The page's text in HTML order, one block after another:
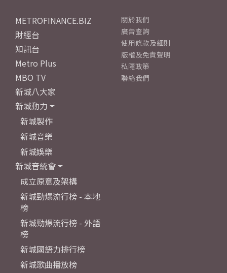
METROFINANCE.BIZ
財經台
知訊台
Metro Plus
MBO TV
新城八大家
新城動力
新城製作
新城音樂
新城娛樂
新城音統會
成立原意及架構
新城勁爆流行榜 - 本地
榜
新城勁爆流行榜 - 外語
榜
新城國語力排行榜
新城歌曲播放榜
關於我們
廣告查詢
使用條款及細則
版權及免責聲明
私隱政策
聯絡我們